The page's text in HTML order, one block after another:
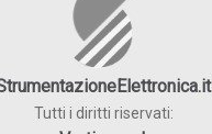
Tutti i diritti riservati: